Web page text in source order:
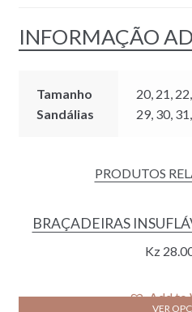
INFORMAÇÃO
Tamanho
Sandálias
20, 21,
29, 30,
PRODUTOS
BRAÇADEIRAS
Kz
Add to
VER